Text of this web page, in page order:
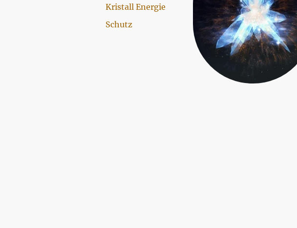
Kristall Energie
Schutz